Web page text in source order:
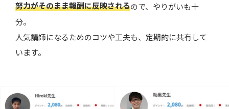
努力がそのまま報酬に反映されるので、やりがいも十
分。
人気講師になるためのコツや工夫も、定期的に共有して
います。